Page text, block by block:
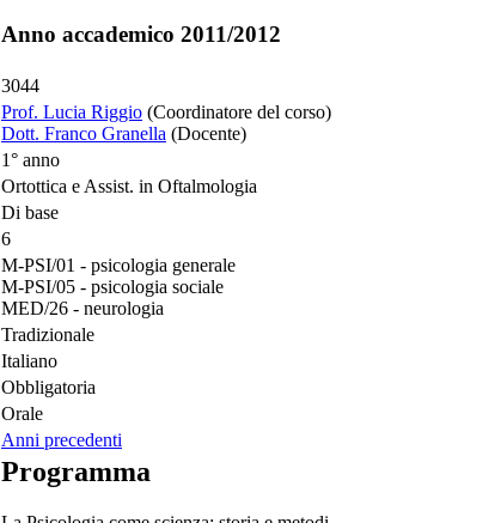
Anno accademico 2011/2012
3044
Prof. Lucia Riggio (Coordinatore del corso)
Dott. Franco Granella (Docente)
1° anno
Ortottica e Assist. in Oftalmologia
Di base
6
M-PSI/01 - psicologia generale
M-PSI/05 - psicologia sociale
MED/26 - neurologia
Tradizionale
Italiano
Obbligatoria
Orale
Anni precedenti
Programma